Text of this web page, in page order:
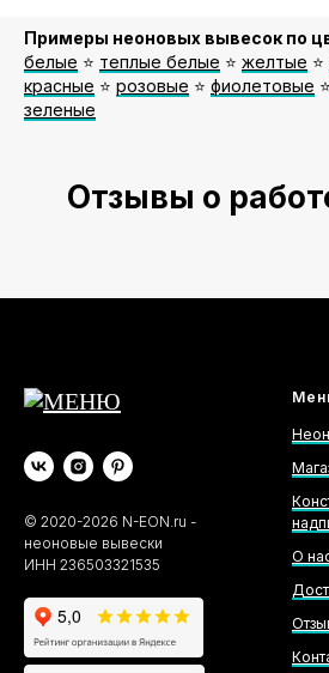
Примеры неоновых вывесок по
белые ⭐️ теплые белые ⭐️ желтые ⭐️
красные ⭐️ розовые ⭐️ фиолетовые ⭐️
зеленые
Отзывы о
© 2020-2026 N-EON.ru -
неоновые вывески
ИНН 236503321535
О